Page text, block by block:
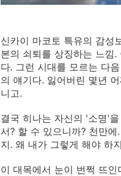
신카이 마코토 특유의 감성
본의 쇠퇴를 상징하는 느낌
다. 그런 시대를 모르는 다
의 얘기다. 잃어버린 몇년
니고.
결국 히나는 자신의 '소명'
서? 할 수 있으니까? 천만
지. 왜 내가 그렇게 해야 하
이 대목에서 눈이 번쩍 뜨